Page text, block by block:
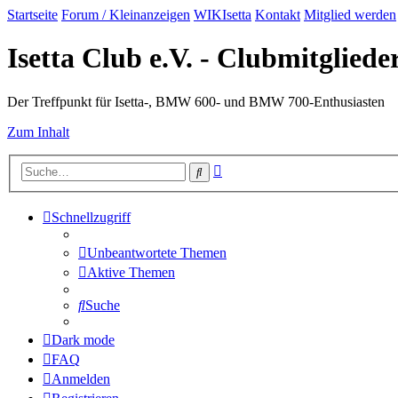
Startseite Forum / Kleinanzeigen WIKIsetta Kontakt Mitglied werden
Isetta Club e.V. -
Der Treffpunkt für Isetta-, BMW 600- und BMW 700-Enthusiasten
Zum Inhalt
Suche
Schnellzugriff
Unbeantwortete Themen
Aktive Themen
Suche
Dark mode
FAQ
Anmelden